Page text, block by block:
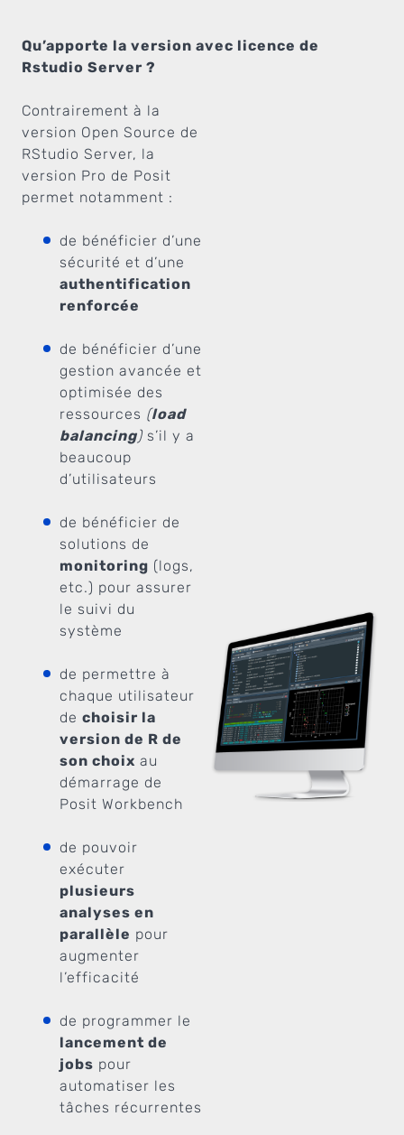
Qu’apporte la version avec licence de
Rstudio Server ?
Contrairement à la
version Open Source de
RStudio Server, la
version Pro de Posit
permet notamment :
de bénéficier d’une
sécurité et d’une
authentification
renforcée
de bénéficier d’une
gestion avancée et
optimisée des
ressources (load
balancing) s’il y a
beaucoup
d’utilisateurs
de bénéficier de
solutions de
monitoring (logs,
etc.) pour assurer
le suivi du
système
de permettre à
chaque utilisateur
de choisir la
version de R de
son choix au
démarrage de
Posit Workbench
de pouvoir
exécuter
plusieurs
analyses en
parallèle pour
augmenter
l’efficacité
de programmer le
lancement de
jobs pour
automatiser les
tâches récurrentes